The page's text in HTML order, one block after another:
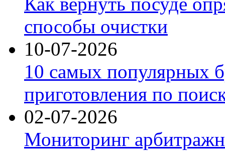
способы очистки
10-07-2026
10 самых популярных
приготовления по
02-07-2026
Мониторинг